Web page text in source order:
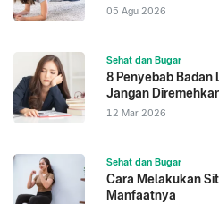
05 Agu 2026
Sehat dan Bugar
8 Penyebab Badan
Jangan
12 Mar 2026
Sehat dan Bugar
Cara Melakukan
Manfaatnya